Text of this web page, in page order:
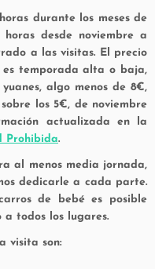
durante los meses de
desde noviembre a
a las visitas. El precio
temporada alta o baja,
algo menos de 8€,
los 5€, de noviembre
actualizada en la
Prohibida.
al menos media jornada,
dedicarle a cada parte.
de bebé es posible
a todos los lugares.
visita son: